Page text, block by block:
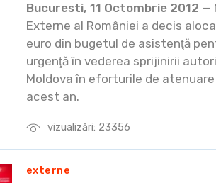
vizualizări: 23356
Bucuresti, 11 Octombrie 2012 —
Externe al României a decis
euro din bugetul de asistenţă
urgenţă în vederea sprijinirii
Moldova în eforturile de
acest an.
externe